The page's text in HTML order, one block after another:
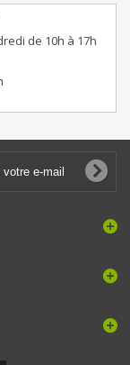
de 10h à 17h